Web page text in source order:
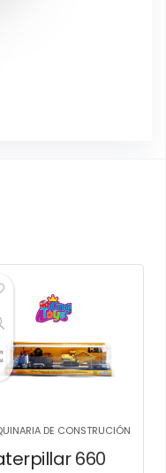
DE CONSTRUCIÓN
660